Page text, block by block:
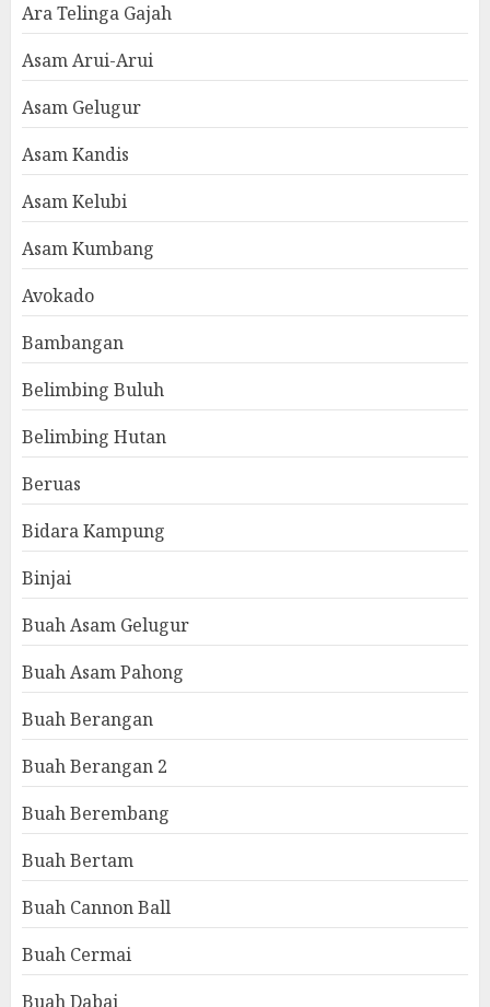
Ara Telinga Gajah
Asam Arui-Arui
Asam Gelugur
Asam Kandis
Asam Kelubi
Asam Kumbang
Avokado
Bambangan
Belimbing Buluh
Belimbing Hutan
Beruas
Bidara Kampung
Binjai
Buah Asam Gelugur
Buah Asam Pahong
Buah Berangan
Buah Berangan 2
Buah Berembang
Buah Bertam
Buah Cannon Ball
Buah Cermai
Buah Dabai